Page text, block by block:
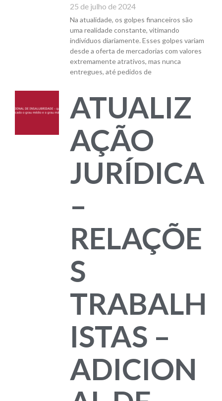
25 de julho de 2024
Na atualidade, os golpes financeiros são
uma realidade constante, vitimando
indivíduos diariamente. Esses golpes variam
desde a oferta de mercadorias com valores
extremamente atrativos, mas nunca
entregues, até pedidos de
ATUALIZ
AÇÃO
JURÍDICA
–
RELAÇÕE
S
TRABALH
ISTAS –
ADICION